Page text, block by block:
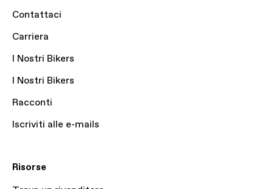
Contattaci
Carriera
I Nostri Bikers
I Nostri Bikers
Racconti
Iscriviti alle e-mails
Risorse